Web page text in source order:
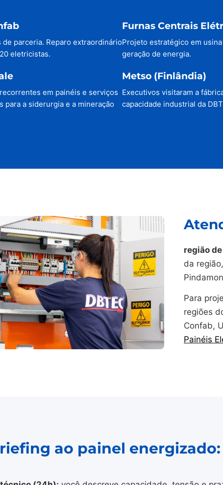
de parceria. Reparo extraordinário
eletricistas.
Furnas Centrais
Projeto estratégico em
geração de energia.
em painéis e serviços
para a siderurgia e a mineração
Metso (Finlândia)
Executivos visitaram a
capacidade industrial da
região
da
Para
regiões
Confab,
Painéis
ao painel